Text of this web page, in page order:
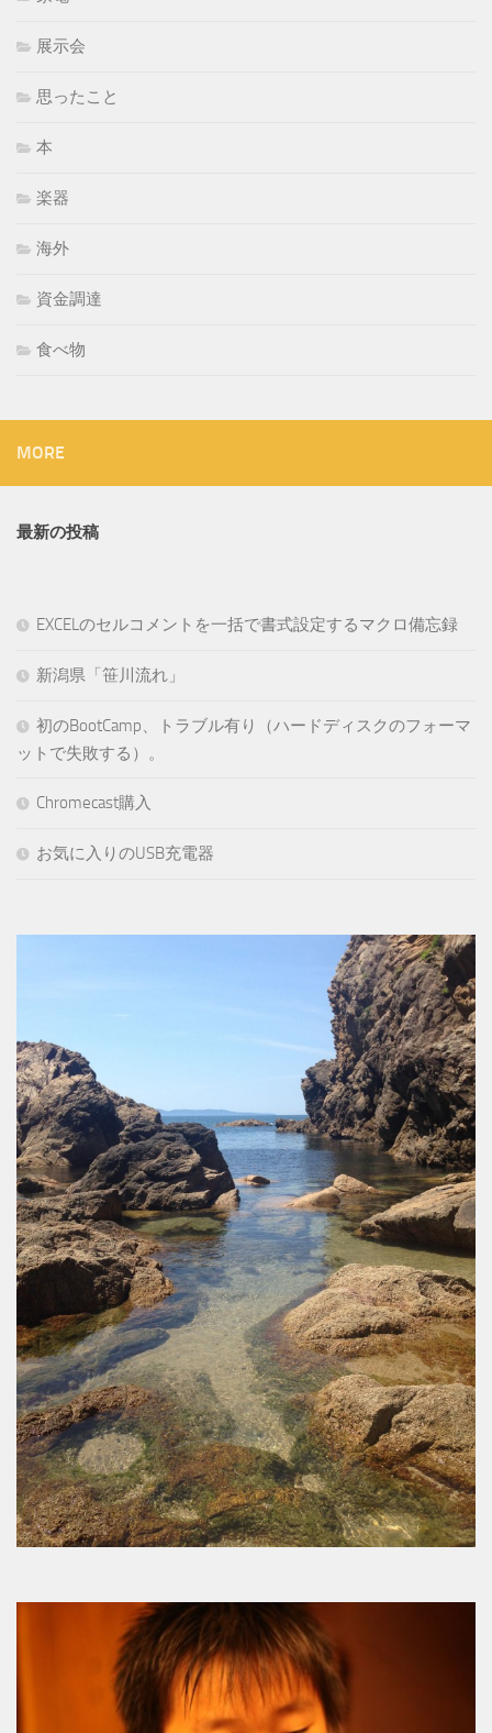
展示会
思ったこと
本
楽器
海外
資金調達
食べ物
MORE
最新の投稿
EXCELのセルコメントを一括で書式設定するマクロ備忘録
新潟県「笹川流れ」
初のBootCamp、トラブル有り（ハードディスクのフォーマ
ットで失敗する）。
Chromecast購入
お気に入りのUSB充電器